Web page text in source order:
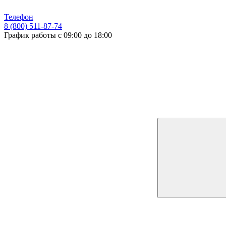
Телефон
8 (800) 511-87-74
График работы с 09:00 до 18:00